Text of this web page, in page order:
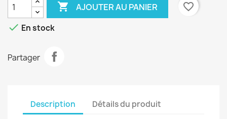
 AJOUTER AU PANIER
favorite_border
 En stock
Partager
Description Détails du produit